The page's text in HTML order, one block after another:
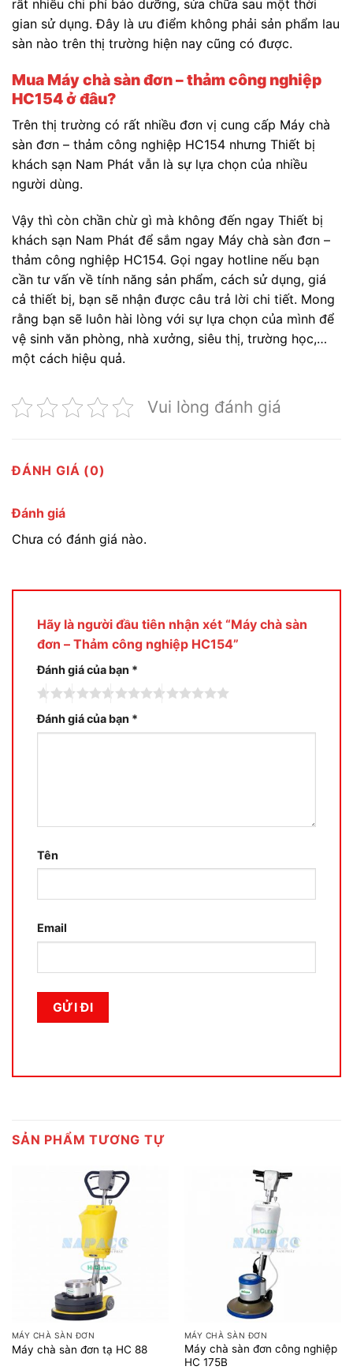
rất nhiều chi phí bảo dưỡng, sửa chữa sau một thời
gian sử dụng. Đây là ưu điểm không phải sản phẩm lau
sàn nào trên thị trường hiện nay cũng có được.
Mua Máy chà sàn đơn – thảm công nghiệp
HC154 ở đâu?
Trên thị trường có rất nhiều đơn vị cung cấp Máy chà
sàn đơn – thảm công nghiệp HC154 nhưng Thiết bị
khách sạn Nam Phát vẫn là sự lựa chọn của nhiều
người dùng.
Vậy thì còn chần chừ gì mà không đến ngay Thiết bị
khách sạn Nam Phát để sắm ngay Máy chà sàn đơn –
thảm công nghiệp HC154. Gọi ngay hotline nếu bạn
cần tư vấn về tính năng sản phẩm, cách sử dụng, giá
cả thiết bị, bạn sẽ nhận được câu trả lời chi tiết. Mong
rằng bạn sẽ luôn hài lòng với sự lựa chọn của mình để
vệ sinh văn phòng, nhà xưởng, siêu thị, trường học,…
một cách hiệu quả.
Vui lòng đánh giá
ĐÁNH GIÁ (0)
Đánh giá
Chưa có đánh giá nào.
Hãy là người đầu tiên nhận xét “Máy chà sàn
đơn – Thảm công nghiệp HC154”
Đánh giá của bạn *
Đánh giá của bạn *
Tên
Email
SẢN PHẨM TƯƠNG TỰ
MÁY CHÀ SÀN ĐƠN
Máy chà sàn đơn tạ HC 88
MÁY CHÀ SÀN ĐƠN
Máy chà sàn đơn công nghiệp
HC 175B